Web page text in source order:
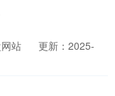
站
更新：2025-